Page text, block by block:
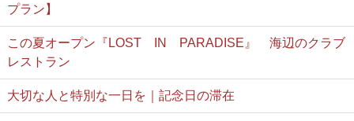
プラン】
この夏オープン『LOST IN PARADISE』 海辺のクラブ
レストラン
大切な人と特別な一日を｜記念日の滞在